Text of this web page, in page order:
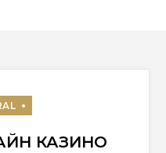
КАЗИНО